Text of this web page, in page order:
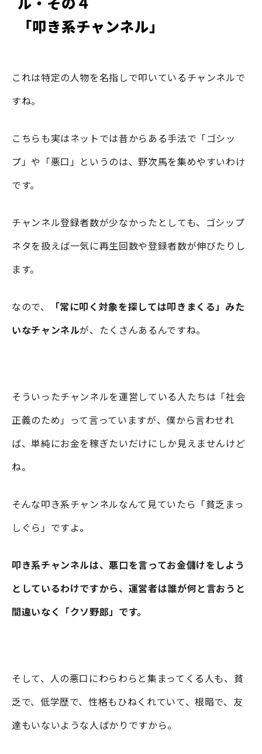
「叩き系チャンネル」
これは特定の人物を名指しで叩いているチャンネルで
すね。
こちらも実はネットでは昔からある手法で「ゴシッ
プ」や「悪口」というのは、野次馬を集めやすいわけ
です。
チャンネル登録者数が少なかったとしても、ゴシップ
ネタを扱えば一気に再生回数や登録者数が伸びたりし
ます。
なので、
「常に叩く対象を探しては叩きまくる」みた
いなチャンネルが、たくさんあるんですね。
そういったチャンネルを運営している人たちは「社会
正義のため」って言っていますが、僕から言わせれ
ば、単純にお金を稼ぎたいだけにしか見えませんけど
ね。
そんな叩き系チャンネルなんて見ていたら「貧乏まっ
しぐら」ですよ。
叩き系チャンネルは、悪口を言ってお金儲けをしよう
としているわけですから、運営者は誰が何と言おうと
間違いなく「クソ野郎」です。
そして、人の悪口にわらわらと集まってくる人も、貧
乏で、低学歴で、性格もひねくれていて、根暗で、友
達もいないような人ばかりですから。